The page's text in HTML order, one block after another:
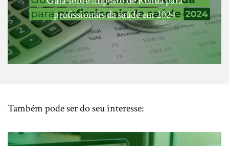
profissionais da saúde em 2024
Também pode ser do seu interesse: